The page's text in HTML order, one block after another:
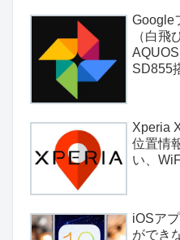
Google
（白飛
SD855
Xperia
位置情
い、
iOSア
ができ